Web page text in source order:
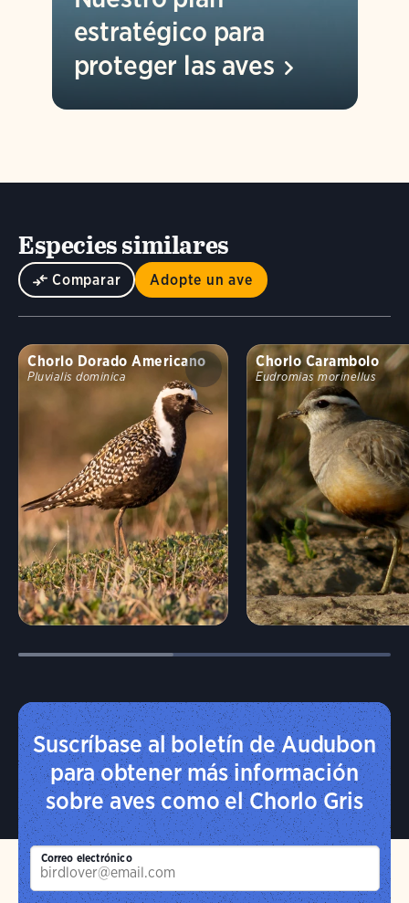
estratégico para
proteger las aves
Especies similares
Comparar Adopte un ave
Chorlo Dorado Americano
Pluvialis dominica
Chorlo Carambolo
Eudromias morinellus
Suscríbase al boletín de Audubon
para obtener más información
sobre aves como el Chorlo Gris
Correo electrónico